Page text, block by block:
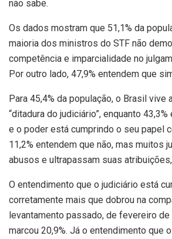
não sabe.
Os dados mostram que 51,1% da
maioria dos ministros do STF não
competência e imparcialidade no
Por outro lado, 47,9% entendem que
Para 45,4% da população, o Brasil vive
“ditadura do judiciário”, enquanto
e o poder está cumprindo o seu papel
11,2% entendem que não, mas muitos
abusos e ultrapassam suas
O entendimento que o judiciário está
corretamente mais que dobrou na
levantamento passado, de fevereiro de
marcou 20,9%. Já o entendimento que